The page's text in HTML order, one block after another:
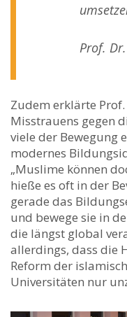
Prof.
Zudem erklärte
Misstrauens gegen
viele der Bewegung
modernes
„Muslime können
hieße es oft in der
gerade das
und bewege sie in
die längst global
allerdings, dass die
Reform der
Universitäten nur